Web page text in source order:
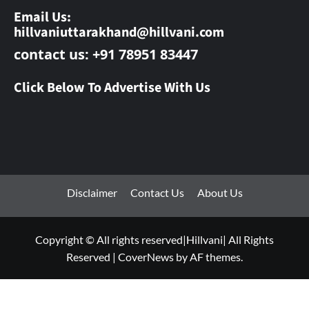
Email Us:
hillvaniuttarakhand@hillvani.com
contact us: +91 78951 83447
Click Below To Advertise With Us
Disclaimer Contact Us About Us
Copyright © All rights reserved|Hillvani| All Rights
Reserved | CoverNews by AF themes.